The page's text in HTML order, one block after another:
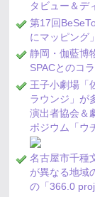
タビュー＆デ
第17回
にマッピング
静岡・伽藍博
SPACとのコ
王子小劇場「
ラウンジ」が
演出者協会＆
ポジウム「ウ
名古屋市千種
が異なる地域
の「366.0